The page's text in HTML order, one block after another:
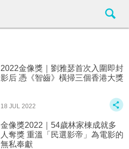
2022金像獎｜劉雅瑟首次入圍即封
影后 憑《智齒》橫掃三個香港大獎
18 JUL 2022
金像獎2022｜54歲林家棟成就多
人奪獎 重溫「民選影帝」為電影的
無私奉獻